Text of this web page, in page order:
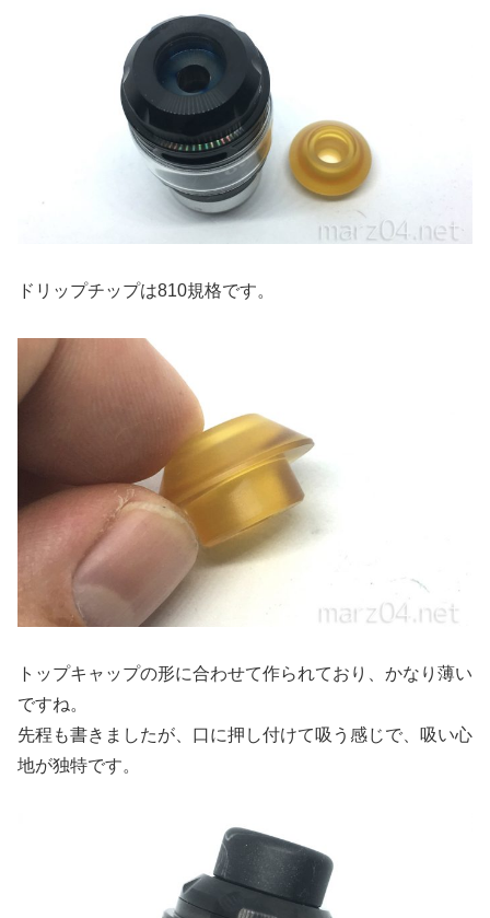
ドリップチップは810規格です。
トップキャップの形に合わせて作られており、かなり薄い
ですね。
先程も書きましたが、口に押し付けて吸う感じで、吸い心
地が独特です。